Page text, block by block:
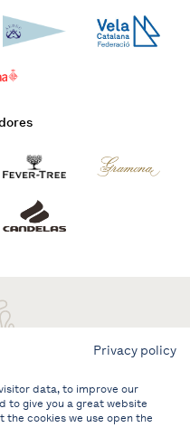
Privacy policy
data, to improve our
to give you a great website
cookies we use open the